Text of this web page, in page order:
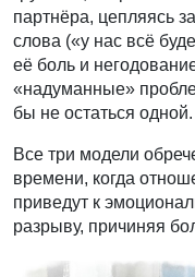
партнёра, цепляясь
слова («у нас всё
её боль и
«надуманные»
бы не остаться одной.
Все три модели
времени, когда
приведут к
разрыву, причиняя